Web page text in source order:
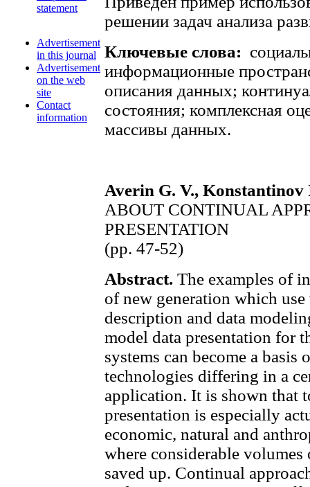
statement
Advertisement
in this journal
Advertisement
on the web
site
Contact
information
решении задач анализа
Ключевые слова:
информационные
описания данных;
состояния; комплексная
массивы данных.
Averin G. V., Konstantinov
ABOUT CONTINUAL
PRESENTATION
(pp. 47-52)
Abstract. The examples of
of new generation which
description and data
model data presentation for
systems can become a
technologies differing in a
application. It is shown that
presentation is especially
economic, natural and
where considerable
saved up. Continual